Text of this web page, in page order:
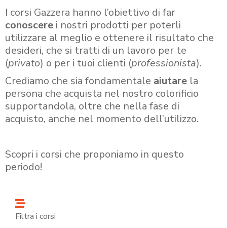
I corsi Gazzera hanno l’obiettivo di far
conoscere i nostri prodotti per poterli
utilizzare al meglio e ottenere il risultato che
desideri, che si tratti di un lavoro per te
(privato) o per i tuoi clienti (professionista).
Crediamo che sia fondamentale aiutare la
persona che acquista nel nostro colorificio
supportandola, oltre che nella fase di
acquisto, anche nel momento dell’utilizzo.
Scopri i corsi che proponiamo in questo
periodo!
Filtra i corsi